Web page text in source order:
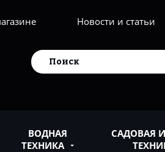
Новости и статьи
ВОДНАЯ
ТЕХНИКА
САДОВАЯ